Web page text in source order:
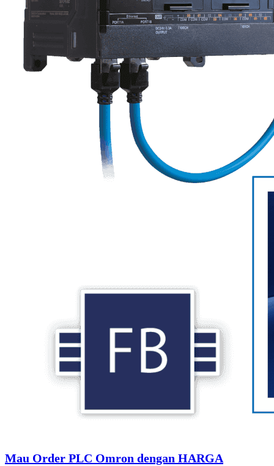
Mau Order PLC Omron dengan HARGA